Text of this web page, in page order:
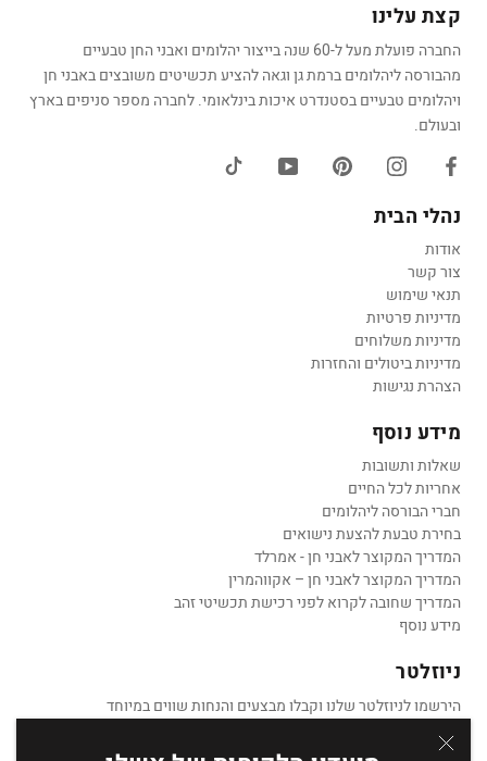
קצת עלינו
החברה פועלת מעל ל-60 שנה בייצור יהלומים ואבני החן טבעיים
מהבורסה ליהלומים ברמת גן וגאה להציע תכשיטים משובצים באבני חן
ויהלומים טבעיים בסטנדרט איכות בינלאומי. לחברה מספר סניפים בארץ
ובעולם.
נהלי הבית
אודות
צור קשר
תנאי שימוש
מדיניות פרטיות
מדיניות משלוחים
מדיניות ביטולים והחזרות
הצהרת נגישות
מידע נוסף
שאלות ותשובות
אחריות לכל החיים
חברי הבורסה ליהלומים
בחירת טבעת להצעת נישואים
המדריך המקוצר לאבני חן - אמרלד
המדריך המקוצר לאבני חן – אקווהמרין
המדריך שחובה לקרוא לפני רכישת תכשיטי זהב
מידע נוסף
ניוזלטר
הירשמו לניוזלטר שלנו וקבלו מבצעים והנחות שווים במיוחד